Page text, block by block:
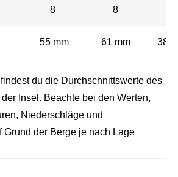
8 8
55 mm 61 mm 38
du die Durchschnittswerte des
Insel. Beachte bei den Werten,
Niederschläge und
Grund der Berge je nach Lage